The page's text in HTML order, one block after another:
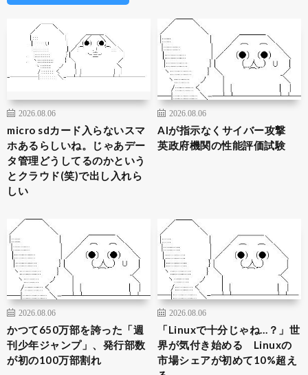
2026.08.06
micro sdカード入らないスマ
ホあるらしいね。じゃあデー
タ管理どうしてるのかという
とクラウド(笑)で出し入れら
しい
2026.08.06
AIが指示なくサイバー攻撃
英政府機関の性能評価試験
2026.08.06
かつて650万部を誇った「週
刊少年ジャンプ」、発行部数
が初の100万部割れ
2026.08.06
「Linuxで十分じゃね…？」世
界が気付き始める Linuxの
市場シェアが初めて10%超え